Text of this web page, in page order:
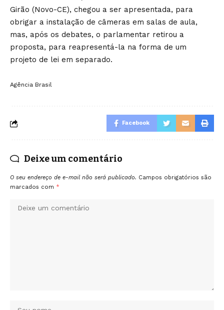
Girão (Novo-CE), chegou a ser apresentada, para
obrigar a instalação de câmeras em salas de aula,
mas, após os debates, o parlamentar retirou a
proposta, para reapresentá-la na forma de um
projeto de lei em separado.
Agência Brasil
Facebook
Deixe um comentário
O seu endereço de e-mail não será publicado. Campos obrigatórios são
marcados com *